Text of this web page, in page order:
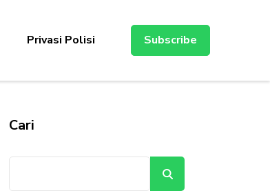
Privasi Polisi Subscribe
Cari